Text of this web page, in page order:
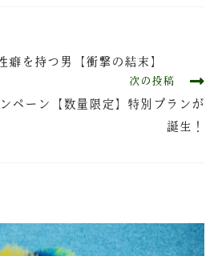
癖を持つ男【衝撃の結末】
次の投稿
ペーン【数量限定】特別プランが
誕生！